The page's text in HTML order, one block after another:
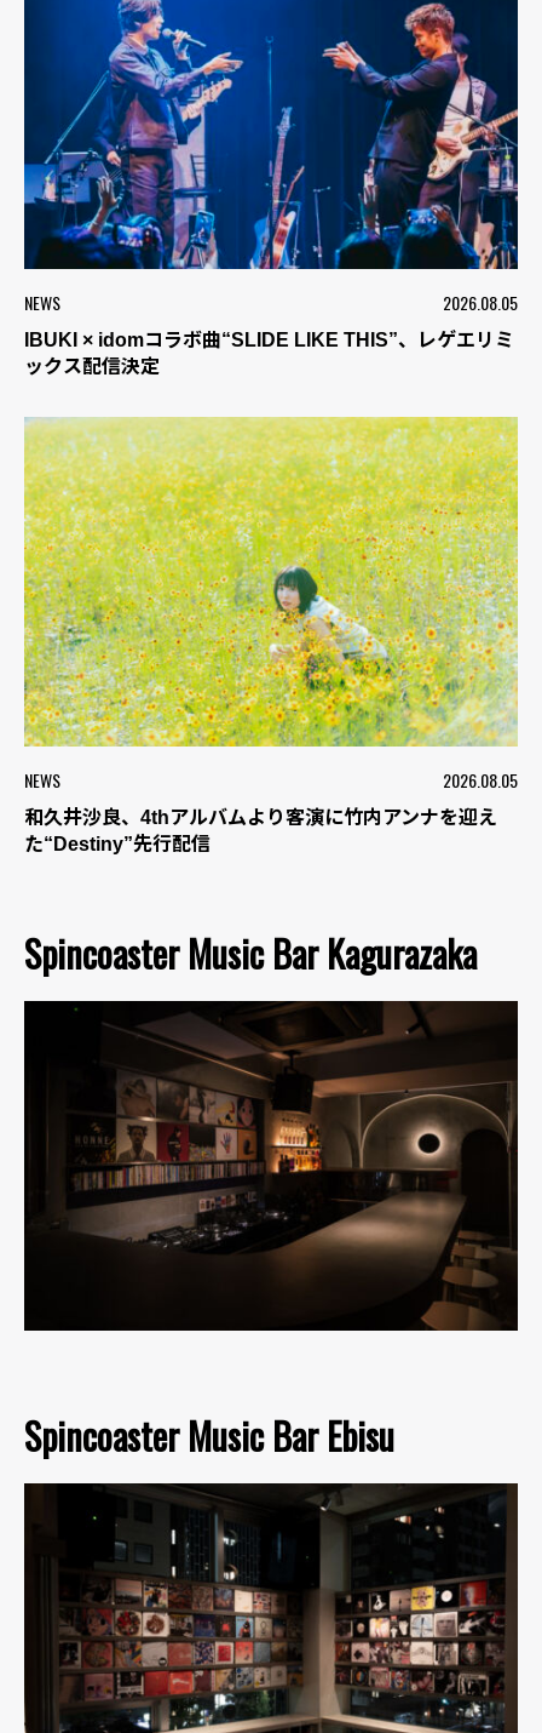
NEWS 2026.08.05
IBUKI × idomコラボ曲“SLIDE LIKE THIS”、レゲエリミ
ックス配信決定
NEWS 2026.08.05
和久井沙良、4thアルバムより客演に竹内アンナを迎え
た“Destiny”先行配信
Spincoaster Music Bar Kagurazaka
Spincoaster Music Bar Ebisu